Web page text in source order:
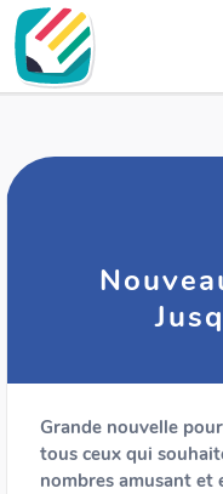
Grande nouvelle
tous ceux qui
nombres amusant et